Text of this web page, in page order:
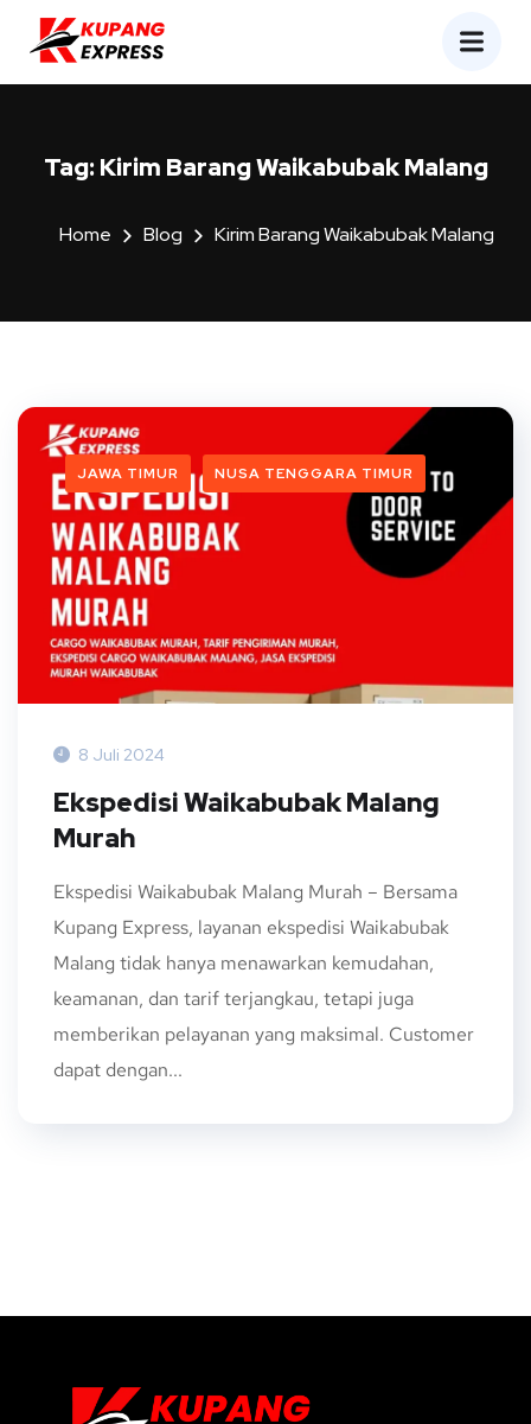
Tag: Kirim Barang Waikabubak Malang
Home Blog Kirim Barang Waikabubak Malang
JAWA TIMUR NUSA TENGGARA TIMUR
8 Juli 2024
Ekspedisi Waikabubak Malang
Murah
Ekspedisi Waikabubak Malang Murah – Bersama
Kupang Express, layanan ekspedisi Waikabubak
Malang tidak hanya menawarkan kemudahan,
keamanan, dan tarif terjangkau, tetapi juga
memberikan pelayanan yang maksimal. Customer
dapat dengan...